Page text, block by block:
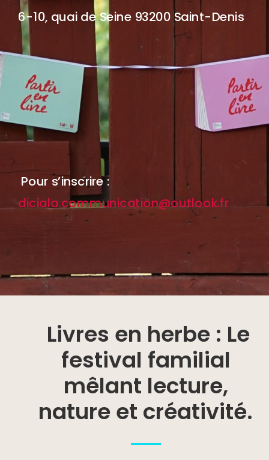
6-10, quai de Seine 93200 Saint-Denis
Pour s’inscrire :
diciala.communication@outlook.fr
Livres en herbe : Le
festival familial
mêlant lecture,
nature et créativité.